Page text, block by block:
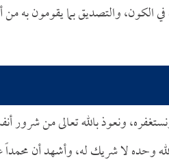
في الكون، والتصديق بما يقومون به
ونعوذ بالله تعالى من شرور
وحده لا شريك له، وأشهد أن